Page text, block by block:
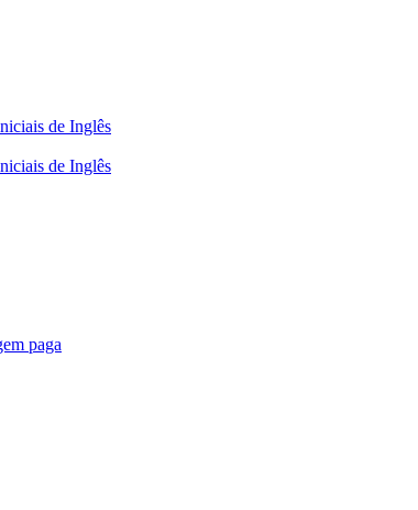
de Inglês
de Inglês
paga